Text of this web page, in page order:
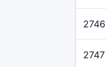
2746
2747